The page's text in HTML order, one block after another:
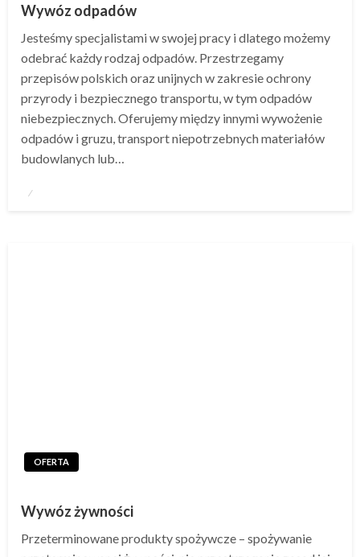
Wywóz odpadów
Jesteśmy specjalistami w swojej pracy i dlatego możemy
odebrać każdy rodzaj odpadów. Przestrzegamy
przepisów polskich oraz unijnych w zakresie ochrony
przyrody i bezpiecznego transportu, w tym odpadów
niebezpiecznych. Oferujemy między innymi wywożenie
odpadów i gruzu, transport niepotrzebnych materiałów
budowlanych lub…
Napisano
OFERTA
Wywóz żywności
Przeterminowane produkty spożywcze – spożywanie